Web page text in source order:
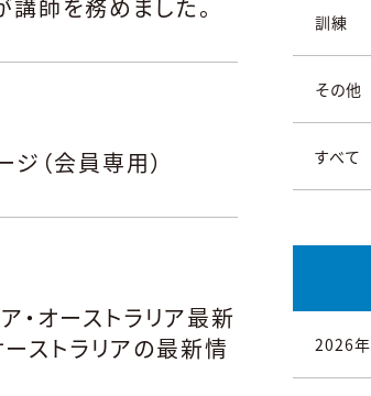
師を務めました。
（会員専用）
・オーストラリア最新
ストラリアの最新情
訓練
その他
すべて
2026年